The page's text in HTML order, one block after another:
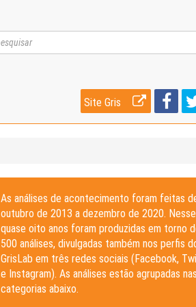
Site Gris
As análises de acontecimento foram feitas
outubro de 2013 a dezembro de 2020.
quase oito anos foram produzidas em torno
500 análises, divulgadas também nos perfis
GrisLab em três redes sociais (Facebook,
e Instagram). As análises estão agrupadas nas
categorias abaixo.